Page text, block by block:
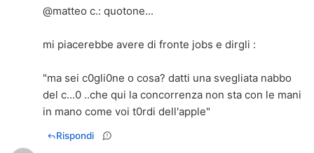
@matteo c.: quotone...
mi piacerebbe avere di fronte jobs e dirgli :
"ma sei c0gli0ne o cosa? datti una svegliata nabbo
del c...0 ..che qui la concorrenza non sta con le mani
in mano come voi t0rdi dell'apple"
Rispondi